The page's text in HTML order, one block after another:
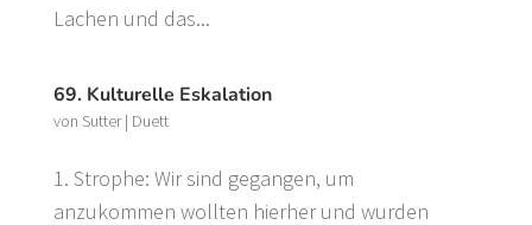
Lachen und das...
69. Kulturelle Eskalation
von Sutter| Duett
1. Strophe: Wir sind gegangen, um
anzukommen wollten hierher und wurden